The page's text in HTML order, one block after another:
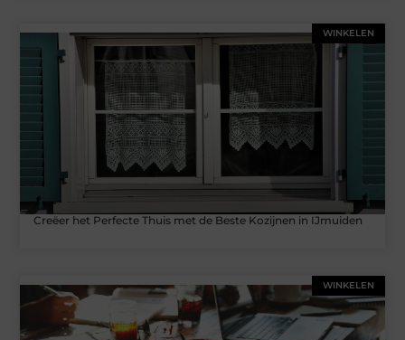
WINKELEN
Creëer het Perfecte Thuis met de Beste Kozijnen in IJmuiden
WINKELEN